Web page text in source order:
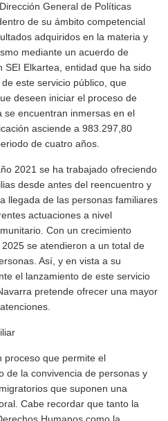
General de Políticas
de su ámbito competencial
adquiridos en la materia y
mediante un acuerdo de
SEI Elkartea, entidad que ha sido
este servicio público, que
deseen iniciar el proceso de
se encuentran inmersas en el
asciende a 983.297,80
de cuatro años.
2021 se ha trabajado ofreciendo
desde antes del reencuentro y
llegada de las personas familiares
actuaciones a nivel
Con un crecimiento
se atendieron a un total de
Así, y en vista a su
el lanzamiento de este servicio
pretende ofrecer una mayor
proceso que permite el
de la convivencia de personas y
que suponen una
Cabe recordar que tanto la